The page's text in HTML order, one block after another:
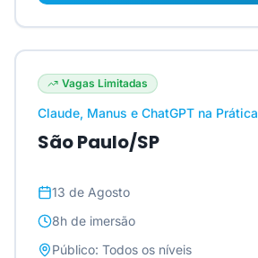
Vagas Limitadas
Claude, Manus e ChatGPT na Prática
São Paulo/SP
13 de Agosto
8h de imersão
Público: Todos os níveis